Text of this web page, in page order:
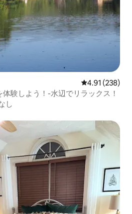
レビュー238
4.91 (238)
験しよう！-水辺でリラックス！
し
す。